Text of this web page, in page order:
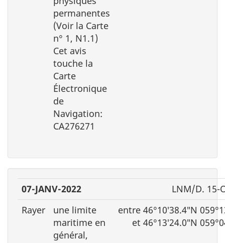
permanentes
(Voir la Carte
n° 1, N1.1)
Cet avis
touche la
Carte
Électronique
de
Navigation:
CA276271
07-JANV-2022
LNM/D. 15-
Rayer
une limite
maritime en
général,
entre 46°10′38.4″N
et 46°13′24.0″N